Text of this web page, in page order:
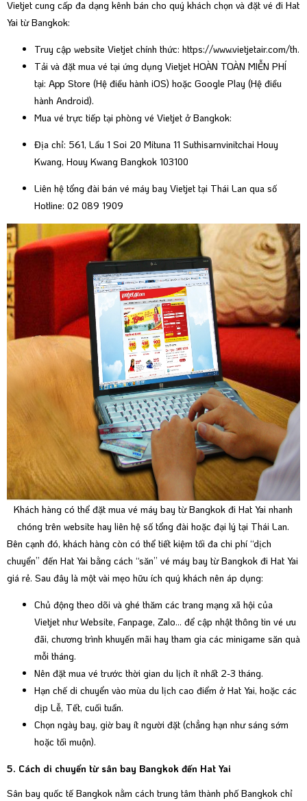
Vietjet cung cấp đa dạng kênh bán cho quý khách chọn và đặt vé đi Hat
Yai từ Bangkok:
Truy cập website Vietjet chính thức: https://www.vietjetair.com/th.
Tải và đặt mua vé tại ứng dụng Vietjet HOÀN TOÀN MIỄN PHÍ
tại: App Store (Hệ điều hành iOS) hoặc Google Play (Hệ điều
hành Android).
Mua vé trực tiếp tại phòng vé Vietjet ở Bangkok:
Địa chỉ: 561, Lầu 1 Soi 20 Mituna 11 Suthisarnvinitchai Houy
Kwang, Houy Kwang Bangkok 103100
Liên hệ tổng đài bán vé máy bay Vietjet tại Thái Lan qua số
Hotline: 02 089 1909
Khách hàng có thể đặt mua vé máy bay từ Bangkok đi Hat Yai nhanh
chóng trên website hay liên hệ số tổng đài hoặc đại lý tại Thái Lan.
Bên cạnh đó, khách hàng còn có thể tiết kiệm tối đa chi phí “dịch
chuyển” đến Hat Yai bằng cách “săn” vé máy bay từ Bangkok đi Hat Yai
giá rẻ. Sau đây là một vài mẹo hữu ích quý khách nên áp dụng:
Chủ động theo dõi và ghé thăm các trang mạng xã hội của
Vietjet như Website, Fanpage, Zalo... để cập nhật thông tin vé ưu
đãi, chương trình khuyến mãi hay tham gia các minigame săn quà
mỗi tháng.
Nên đặt mua vé trước thời gian du lịch ít nhất 2-3 tháng.
Hạn chế di chuyển vào mùa du lịch cao điểm ở Hat Yai, hoặc các
dịp Lễ, Tết, cuối tuần.
Chọn ngày bay, giờ bay ít người đặt (chẳng hạn như sáng sớm
hoặc tối muộn).
5. Cách di chuyển từ sân bay Bangkok đến Hat Yai
Sân bay quốc tế Bangkok nằm cách trung tâm thành phố Bangkok chỉ